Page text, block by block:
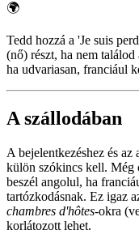
🌍
Tedd hozzá a 'Je suis
(nő) részt, ha nem
ha udvariasan, franciául
A szállodában
A bejelentkezéshez és az
külön szókincs kell. Még
beszél angolul, ha
tartózkodásnak. Ez igaz
chambres d'hôtes-okra
korlátozott lehet.